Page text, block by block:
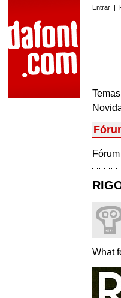
Entrar |
Temas
Fórum
What